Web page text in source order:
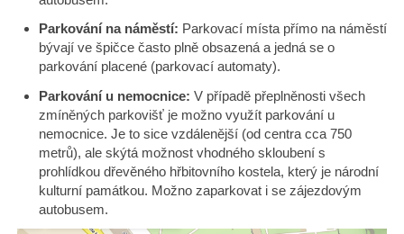
Parkování na náměstí: Parkovací místa přímo na náměstí
bývají ve špičce často plně obsazená a jedná se o
parkování placené (parkovací automaty).
Parkování u nemocnice: V případě přeplněnosti všech
zmíněných parkovišť je možno využít parkování u
nemocnice. Je to sice vzdálenější (od centra cca 750
metrů), ale skýtá možnost vhodného skloubení s
prohlídkou dřevěného hřbitovního kostela, který je národní
kulturní památkou. Možno zaparkovat i se zájezdovým
autobusem.